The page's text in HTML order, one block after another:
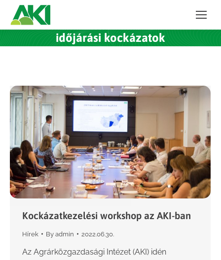
időjárási kockázatok
Kockázatkezelési workshop az AKI-ban
Hírek By admin 2022.06.30.
Az Agrárközgazdasági Intézet (AKI) idén